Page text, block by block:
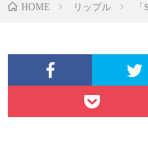
HOME リップル